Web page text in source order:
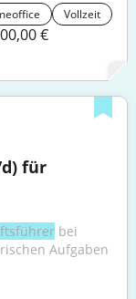
Vollzeit
€
bei
Aufgaben